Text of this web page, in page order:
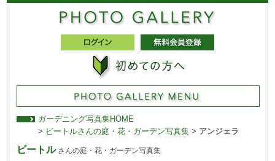
ガーデニング写真集HOME
> ビートルさんの庭・花・ガーデン写真集> アンジェラ
ビートルさんの庭・花・ガーデン写真集